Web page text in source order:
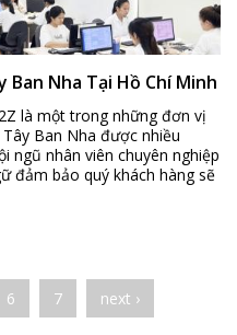
Ban Nha Tại Hồ Chí Minh
là một trong những đơn vị
Ban Nha được nhiều
ngũ nhân viên chuyên nghiệp
đảm bảo quý khách hàng sẽ
6 7 next ›